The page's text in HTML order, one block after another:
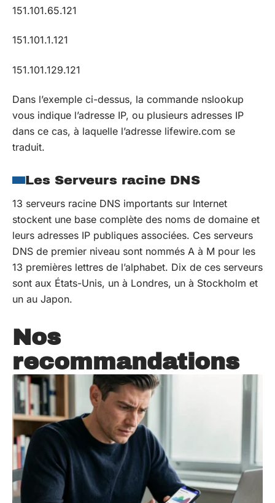
151.101.65.121
151.101.1.121
151.101.129.121
Dans l’exemple ci-dessus, la commande nslookup
vous indique l’adresse IP, ou plusieurs adresses IP
dans ce cas, à laquelle l’adresse lifewire.com se
traduit.
Les Serveurs racine DNS
13 serveurs racine DNS importants sur Internet
stockent une base complète des noms de domaine et
leurs adresses IP publiques associées. Ces serveurs
DNS de premier niveau sont nommés A à M pour les
13 premières lettres de l’alphabet. Dix de ces serveurs
sont aux États-Unis, un à Londres, un à Stockholm et
un au Japon.
Nos
recommandations